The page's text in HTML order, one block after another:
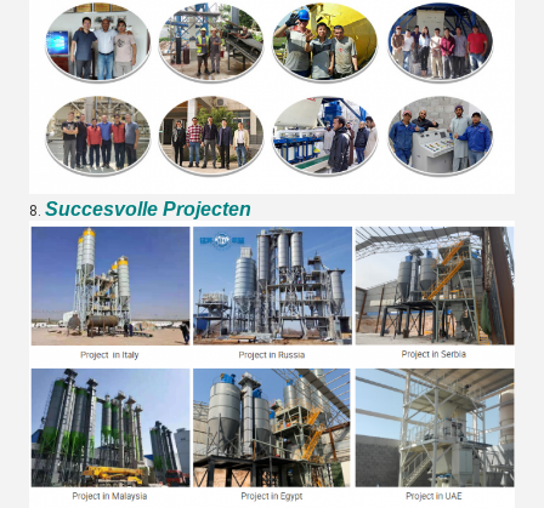
8. Succesvolle Projecten